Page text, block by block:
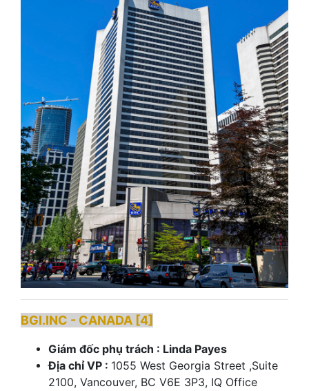
BGI.INC - CANADA [4]
Giám đốc phụ trách : Linda Payes
Địa chỉ VP : 1055 West Georgia Street ,Suite
2100, Vancouver, BC V6E 3P3, IQ Office